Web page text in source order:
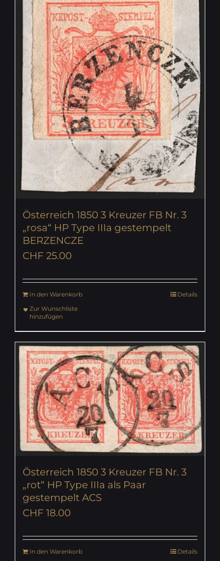
Österreich 1850 3 Kreuzer FB Nr. 3
„rosa“ HP Type IIIa gestempelt
BERZENCZE
CHF 25.00
In den Warenkorb
Details
Zur Wunschliste
hinzufügen
Österreich 1850 3 Kreuzer FB Nr. 3
„rot“ HP Type IIIa als Paar
gestempelt ACS
CHF 18.00
In den Warenkorb
Details